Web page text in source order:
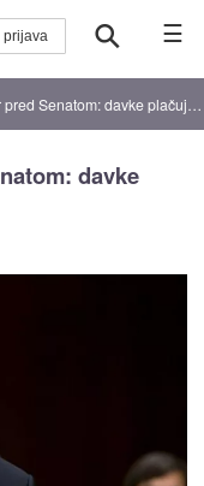
☰
Senatom: davke plačujemo
davke